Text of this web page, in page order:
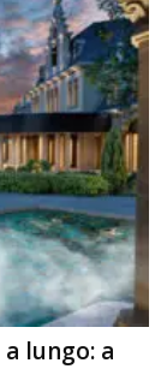
lungo: a